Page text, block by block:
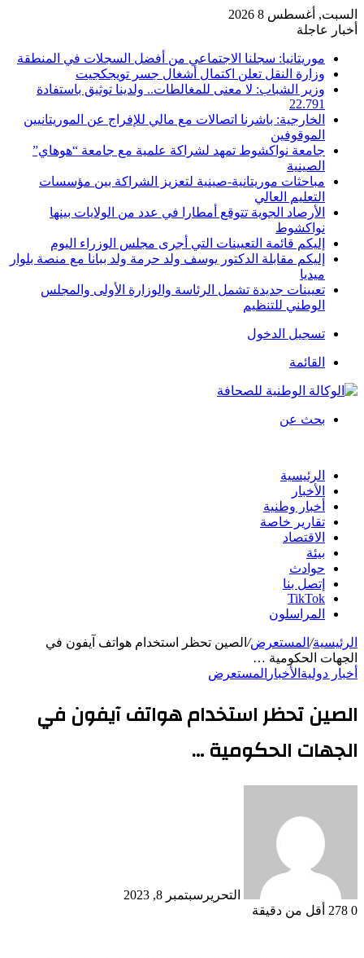
السبت, أغسطس 8 2026
أخبار عاجلة
موريتانيا: سجلنا الاجتماعي من أفضل السجلات في المنطقة
وزارة النقل تعلن اكتمال أشغال جسر تويجكجيت
وزير الشباب: لا معنى للمغالطات.. ولدينا توثيق باستفادة
22.791
الخارجية: باشرنا اتصالات مع مالي للإفراج عن الموريتانيين
الموقوفين
جامعة نواكشوط تمهد لشراكة علمية مع جامعة “هوهاي”
الصينية
مباحثات موريتانية-صينية لتعزيز الشراكة بين مؤسسات
التعليم العالي
الأرصاد الجوية تتوقع أمطارا في عدد من الولايات بينها
نواكشوط
إليكم قائمة التعيينات التي أجرى مجلس الوزراء اليوم
إليكم مقابلة الدكتور يوسف ولد حرمة ولد ببانا مع منصة بلوار
ميديا
تعيينات جديدة تشمل الرئاسة والوزارة الأولى والمجلس
الوطني للتنظيم
تسجيل الدخول
القائمة
بحث عن
الرئيسية
الأخبار
أخبار وطنية
تقارير خاصة
الاقتصاد
بيئة
حوادث
إتصل بنا
TikTok
المراسلون
الرئيسية/ المستعرض/ الصين تحظر استخدام هواتف آيفون في
الجهات الحكومية …
أخبار دولية الأخبار المستعرض
الصين تحظر استخدام هواتف آيفون في
الجهات الحكومية …
التحرير سبتمبر 8, 2023
0
أقل من دقيقة